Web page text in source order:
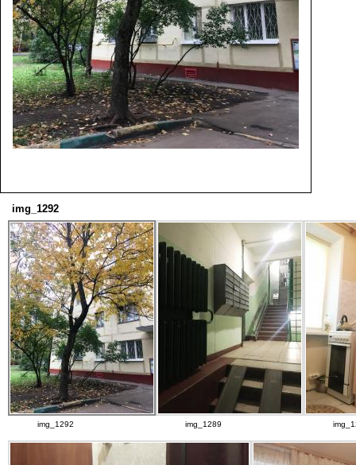
img_1292
img_1292 img_1289